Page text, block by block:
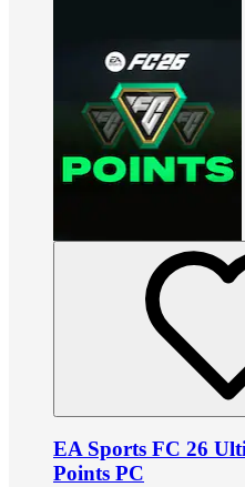
EA Sports FC 26
Points PC